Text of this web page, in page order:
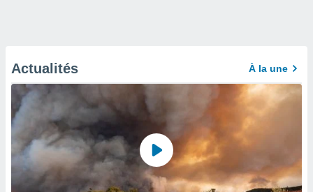
Actualités À la une